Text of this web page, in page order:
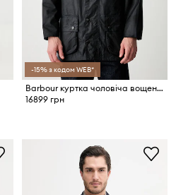
-15% з кодом WEB*
Barbour куртка чоловіча вощена Beaufort
16899 грн